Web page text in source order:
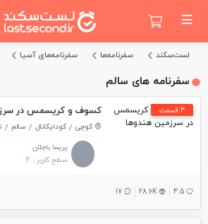
لست‌سکند سفرنامه‌ها سفرنامه‌های آسیا
سفرنامه های سالم
4 قسمت کسوف و کریسمس در
کوچی کودایکانال سالم
پریسا باجلان
سطح کاربر : 2
4.5
28.6K
17